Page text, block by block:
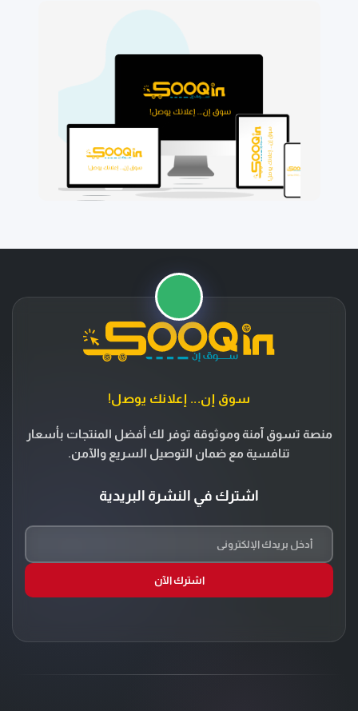
📱
⭐
🚚
سوق إن... إعلانك يوصل!
منصة تسوق آمنة وموثوقة توفر لك أفضل المنتجات بأسعار
تنافسية مع ضمان التوصيل السريع والآمن.
اشترك في النشرة البريدية
اشترك الآن